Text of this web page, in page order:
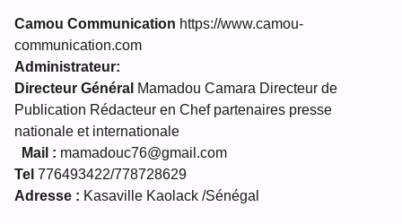
Camou Communication https://www.camou-
communication.com
Administrateur:
Directeur Général Mamadou Camara Directeur de
Publication Rédacteur en Chef partenaires presse
nationale et internationale
Mail : mamadouc76@gmail.com
Tel 776493422/778728629
Adresse : Kasaville Kaolack /Sénégal